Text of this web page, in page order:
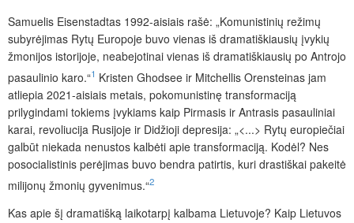
Samuelis Eisenstadtas 1992-aisiais rašė: „Komunistinių režimų
subyrėjimas Rytų Europoje buvo vienas iš dramatiškiausių įvykių
žmonijos istorijoje, neabejotinai vienas iš dramatiškiausių po Antrojo
pasaulinio karo.“1 Kristen Ghodsee ir Mitchellis Orensteinas jam
atliepia 2021-aisiais metais, pokomunistinę transformaciją
prilygindami tokiems įvykiams kaip Pirmasis ir Antrasis pasauliniai
karai, revoliucija Rusijoje ir Didžioji depresija: „<...> Rytų europiečiai
galbūt niekada nenustos kalbėti apie transformaciją. Kodėl? Nes
posocialistinis perėjimas buvo bendra patirtis, kuri drastiškai pakeitė
milijonų žmonių gyvenimus.“2
Kas apie šį dramatišką laikotarpį kalbama Lietuvoje? Kaip Lietuvos